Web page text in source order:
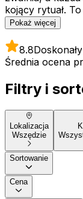
kojący rytuał.
Pokaż więcej
8.8Doskonały
Średnia ocena
Filtry i
Lokalizacja
Wszędzie
Sortowanie
Cena